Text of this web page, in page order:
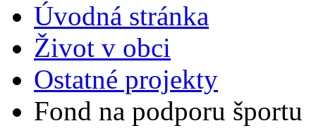
Úvodná stránka
Život v obci
Ostatné projekty
Fond na podporu športu